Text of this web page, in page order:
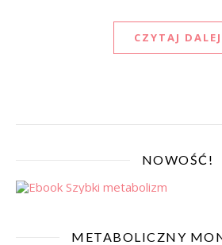
CZYTAJ DALEJ
NOWOŚĆ!
METABOLICZNY